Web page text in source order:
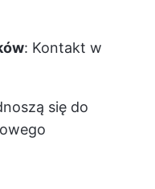
: Kontakt w
się do